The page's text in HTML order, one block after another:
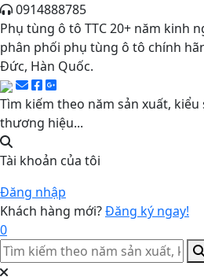
0914888785
Phụ tùng ô tô TTC 20+ năm kinh
phân phối phụ tùng ô tô chính
Đức, Hàn Quốc.
Tìm kiếm theo năm sản xuất,
thương hiệu...
Tài khoản của tôi
Đăng nhập
Khách hàng mới?Đăng ký ngay!
0